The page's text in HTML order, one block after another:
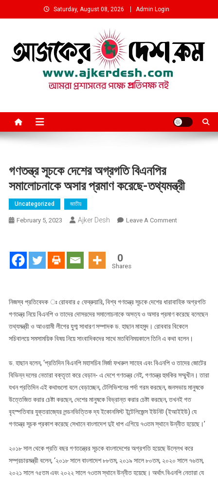
to
Saturday, August 08, 2026 Admin Login
গণতন্ত্র সূচকে দেশের অগ্রগতি বিএনপির
সমালোচনাকে অসার প্রমাণ করেছে-তথ্যমন্ত্রী
Uncategorized জাতীয়
February 5, 2023 Ajker Desh Leave A CommentOn
অসার
0
Shares
নিজস্ব প্রতিবেদক ঃ রোববার ৫ ফেব্রুয়ারি, বিশ্ব গণতন্ত্র সূচকে দেশের ধারাবাহিক অগ্রগতি
গণতন্ত্র নিয়ে বিএনপি ও তাদের দোসরদের সমালোচনাকে অসত্য ও অসার প্রমাণ করেছে বলেছেন
তথ্যমন্ত্রী ও আওয়ামী লীগের যুগ্ম সাধারণ সম্পাদক ড. হাছান মাহমুদ। রোববার বিকেলে
সচিবালয়ে সমসাময়িক বিষয় নিয়ে সাংবাদিকদের সাথে মতবিনিময়কালে তিনি এ কথা বলেন।
ড. হাছান বলেন, ‘প্রতিদিন বিএনপি মহাসচিব মির্জা ফখরুল সাহেব এবং বিএনপি ও তাদের জোটের
বিভিন্ন দলের নেতারা বক্তৃতা করে বেড়ান- এ দেশে গণতন্ত্র নেই, গণতন্ত্র হুমকির সম্মুখীন। তারা
যখন প্রতিদিন এই কথাগুলো বলে বেড়াচ্ছেন, টেলিভিশনের পর্দা গরম করছেন, জনসভায় মানুষকে
উত্তেজিত করার চেষ্টা করছেন, দেশের মানুষকে বিভ্রান্ত করার চেষ্টা করছেন, তখনই গত
বৃহস্পতিবার যুক্তরাজ্যের লন্ডনভিত্তিক দ্য ইকোনমিস্ট ইন্টেলিজেন্স ইউনিট (ইআইইউ) যে
গণতন্ত্র সূচক প্রকাশ করেছে সেখানে বাংলাদেশ দুই ধাপ এগিয়ে ৭৩তম স্থানে উন্নীত হয়েছে।’
২০১৮ সাল থেকে প্রতি বছর গণতন্ত্রের সূচকে বাংলাদেশের অগ্রগতি হয়েছে উল্লেখ করে
সম্প্রচারমন্ত্রী বলেন, ‘২০১৮ সালে বাংলাদেশ ৮৮তম, ২০১৯ সালে ৮০তম, ২০২০ সালে ৭৬তম,
২০২১ সালে ৭৫তম এবং ২০২২ সালে ৭৩তম স্থানে উন্নীত হয়েছে। অর্থাৎ বিএনপি নেতারা যে